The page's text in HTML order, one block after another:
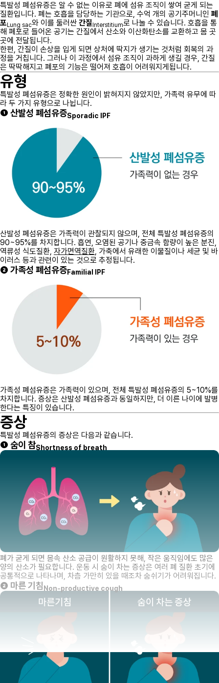
특발성 폐섬유증은 알 수 없는 이유로 폐에 섬유 조직이 쌓여 굳게 되는
질환입니다. 폐는 호흡을 담당하는 기관으로, 수억 개의 공기주머니인 폐
포 Lung sac와 이를 둘러싼 간질 Interstitium로 나눌 수 있습니다. 호흡을 통
해 폐포로 들어온 공기는 간질에서 산소와 이산화탄소를 교환하고 몸 곳
곳에 전달됩니다.
한편, 간질이 손상을 입게 되면 상처에 딱지가 생기는 것처럼 회복의 과
정을 거칩니다. 그러나 이 과정에서 섬유 조직이 과하게 생길 경우, 간질
은 딱딱해지고 폐포의 기능은 떨어져 호흡이 어려워지게됩니다.
유형
특발성 폐섬유증은 정확한 원인이 밝혀지지 않았지만, 가족력 유무에 따
라 두 가지 유형으로 나뉩니다.
❶ 산발성 폐섬유증Sporadic IPF
산발성 폐섬유증은 가족력이 관찰되지 않으며, 전체 특발성 폐섬유증의
90~95%를 차지합니다. 흡연, 오염된 공기나 중금속 함량이 높은 분진,
역류성 식도질환, 자가면역질환 , 가축에서 유래한 이물질이나 세균 및 바
이러스 등과 관련이 있는 것으로 추정됩니다.
❷ 가족성 폐섬유증Familial IPF
가족성 폐섬유증은 가족력이 있으며, 전체 특발성 폐섬유증의 5~10%를
차지합니다. 증상은 산발성 폐섬유증과 동일하지만, 더 이른 나이에 발병
한다는 특징이 있습니다.
증상
특발성 폐섬유증의 증상은 다음과 같습니다.
❶ 숨이 참Shortness of breath
폐가 굳게 되면 몸속 산소 공급이 원활하지 못해, 작은 움직임에도 많은
양의 산소가 필요합니다. 운동 시 숨이 차는 증상은 여러 폐 질환 초기에
공통적으로 나타나며, 차츰 가만히 있을 때조차 숨쉬기가 어려워집니다.
❷ 마른 기침 Non-productive cough